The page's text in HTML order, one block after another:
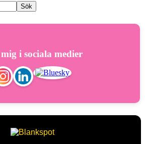
i sociala medier